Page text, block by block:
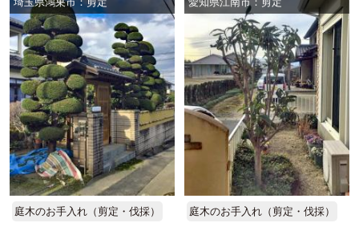
庭木のお手入れ（剪定・伐採） 庭木のお手入れ（剪定・伐採）